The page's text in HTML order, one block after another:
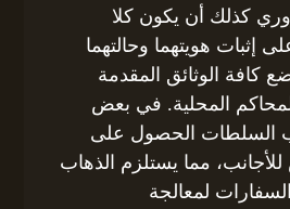
كذلك أن يكون كلا
إثبات هويتهما وحالتهما
كافة الوثائق المقدمة
المحلية. في بعض
السلطات الحصول على
مما يستلزم الذهاب
لمعالجة